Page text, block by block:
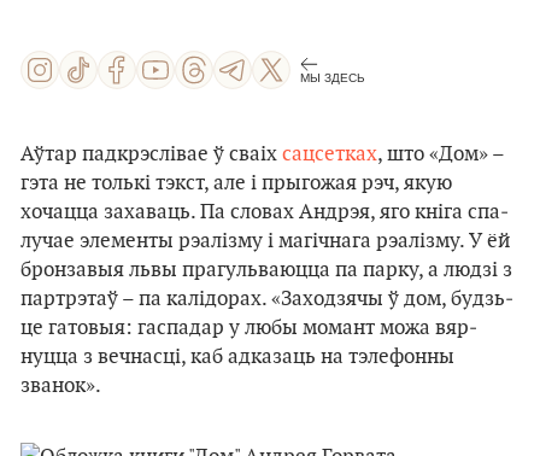
МЫ ЗДЕСЬ
Аўтар падкрэслівае ў сваіх сацсетках, што «Дом» –
гэта не толькі тэкст, але і прыгожая рэч, якую
хочацца захаваць. Па словах Андрэя, яго кні­га спа­
лу­чае элемен­ты рэаліз­му і ма­гіч­на­га рэ­аліз­му. У ёй
брон­за­выя львы пра­гуль­ваюц­ца па пар­ку, а лю­дзі з
пар­трэ­таў – па ка­лі­до­рах. «За­хо­дзя­чы ў дом, будзь­
це га­то­выя: гас­па­дар у лю­бы мо­мант мо­жа вяр­
нуцца з веч­нас­ці, каб ад­ка­заць на тэ­ле­фон­ны
званок».